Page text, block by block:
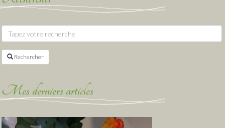
Rechercher
Mes derniers articles